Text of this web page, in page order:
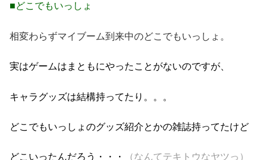
■どこでもいっしょ
相変わらずマイブーム到来中のどこでもいっしょ。
実はゲームはまともにやったことがないのですが、
キャラグッズは結構持ってたり。。。
どこでもいっしょのグッズ紹介とかの雑誌持ってたけど
どこいったんだろう・・・ （なんてテキトウなヤツっ）